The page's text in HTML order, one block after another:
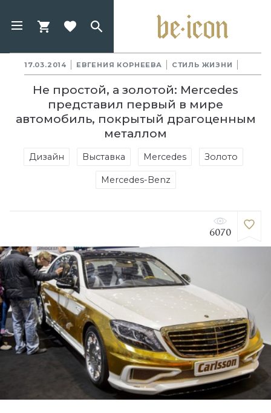
17.03.2014 ЕВГЕНИЯ КОРНЕЕВА СТИЛЬ ЖИЗНИ
Не простой, а золотой: Mercedes
представил первый в мире
автомобиль, покрытый драгоценным
металлом
Дизайн Выставка Mercedes Золото
Mercedes-Benz
6070